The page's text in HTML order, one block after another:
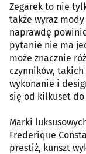
Zegarek to nie
także wyraz
naprawdę
pytanie nie ma
może znacznie
czynników, takich
wykonanie i
się od kilkuset do
Marki
Frederique
prestiż, kunszt